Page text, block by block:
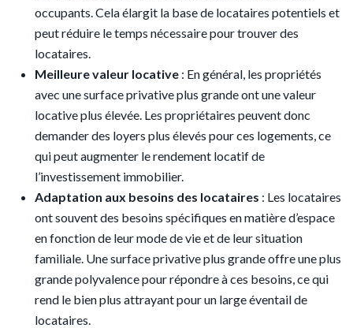
occupants. Cela élargit la base de locataires potentiels et
peut réduire le temps nécessaire pour trouver des
locataires.
Meilleure valeur locative : En général, les propriétés
avec une surface privative plus grande ont une valeur
locative plus élevée. Les propriétaires peuvent donc
demander des loyers plus élevés pour ces logements, ce
qui peut augmenter le rendement locatif de
l’investissement immobilier.
Adaptation aux besoins des locataires : Les locataires
ont souvent des besoins spécifiques en matière d’espace
en fonction de leur mode de vie et de leur situation
familiale. Une surface privative plus grande offre une plus
grande polyvalence pour répondre à ces besoins, ce qui
rend le bien plus attrayant pour un large éventail de
locataires.